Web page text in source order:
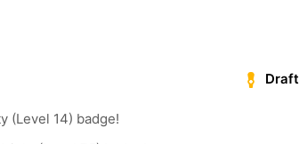
Draft
(Level 14) badge!